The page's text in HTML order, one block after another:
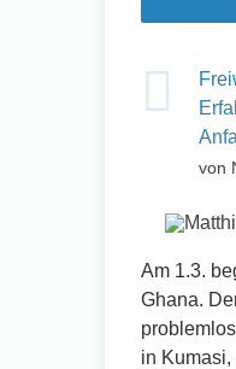
von
Am 1.3.
Ghana.
in